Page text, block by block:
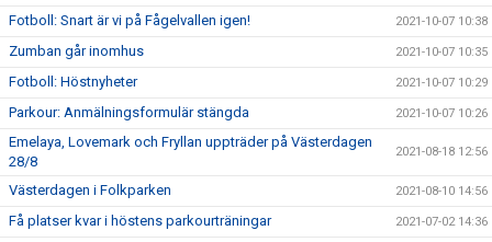
Fotboll: Snart är vi på Fågelvallen igen! 2021-10-07 10:38
Zumban går inomhus 2021-10-07 10:35
Fotboll: Höstnyheter 2021-10-07 10:29
Parkour: Anmälningsformulär stängda 2021-10-07 10:26
Emelaya, Lovemark och Fryllan uppträder på Västerdagen
28/8
2021-08-18 12:56
Västerdagen i Folkparken 2021-08-10 14:56
Få platser kvar i höstens parkourträningar 2021-07-02 14:36